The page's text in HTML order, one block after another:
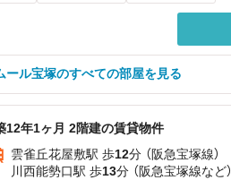
ール宝塚のすべての部屋を見る
12年1ヶ月 2階建の賃貸物件
雲雀丘花屋敷駅 歩12分 （阪急宝塚線）
川西能勢口駅 歩13分 （阪急宝塚線など）